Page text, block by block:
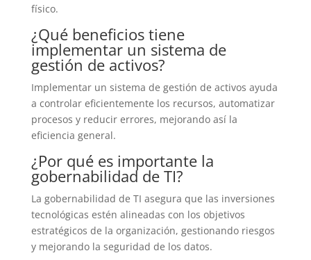
físico.
¿Qué beneficios tiene
implementar un sistema de
gestión de activos?
Implementar un sistema de gestión de activos ayuda
a controlar eficientemente los recursos, automatizar
procesos y reducir errores, mejorando así la
eficiencia general.
¿Por qué es importante la
gobernabilidad de TI?
La gobernabilidad de TI asegura que las inversiones
tecnológicas estén alineadas con los objetivos
estratégicos de la organización, gestionando riesgos
y mejorando la seguridad de los datos.